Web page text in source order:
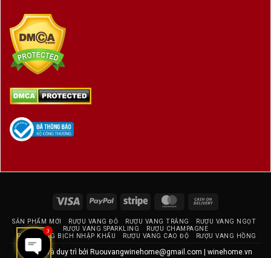
Hương Vị & Trải Nghiệm Thưởng Thức Olivier Leflaive
Puligny Montrachet 1er Cru Les Folatières
Màu sắc
Hương thơm
hazelnut, bánh mì nướng, khoáng
Vani, bơ và hạnh nhân nhẹ nhàng từ
gỗ sồi tinh tế
Visa PayPal Stripe MasterCard
Delivery
SẢN PHẨM MỚI RƯỢU VANG ĐỎ RƯỢU VANG TRẮNG
RƯỢU VANG NGỌT
RƯỢU VANG SPARKLING
RƯỢU CHAMPAGNE
RƯỢU VANG BỊCH NHẬP KHẨU
RƯỢU VANG CAO ĐỘ RƯỢU VANG HỒNG
Thiết kế và duy trì bởi Ruouvangwinehome@gmail.com | winehome.vn
3